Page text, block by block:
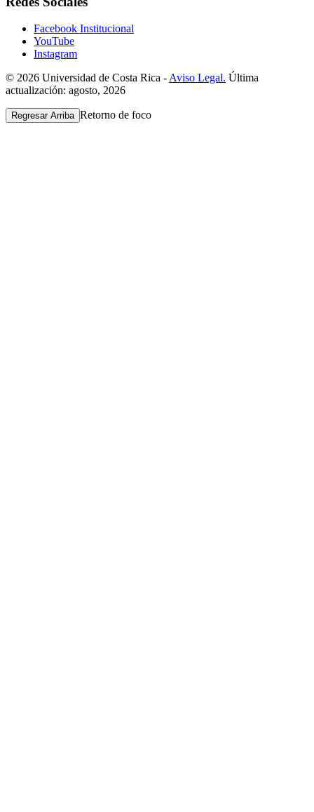
Facebook Institucional
YouTube
Instagram
© 2026 Universidad de Costa Rica - Aviso Legal. Última
actualización: agosto, 2026
Regresar Arriba Retorno de foco